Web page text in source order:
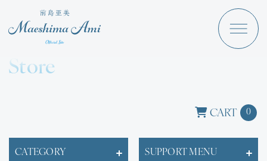
Maeshima Ami Discography
Store
Store
CART 0
CATEGORY SUPPORT MENU